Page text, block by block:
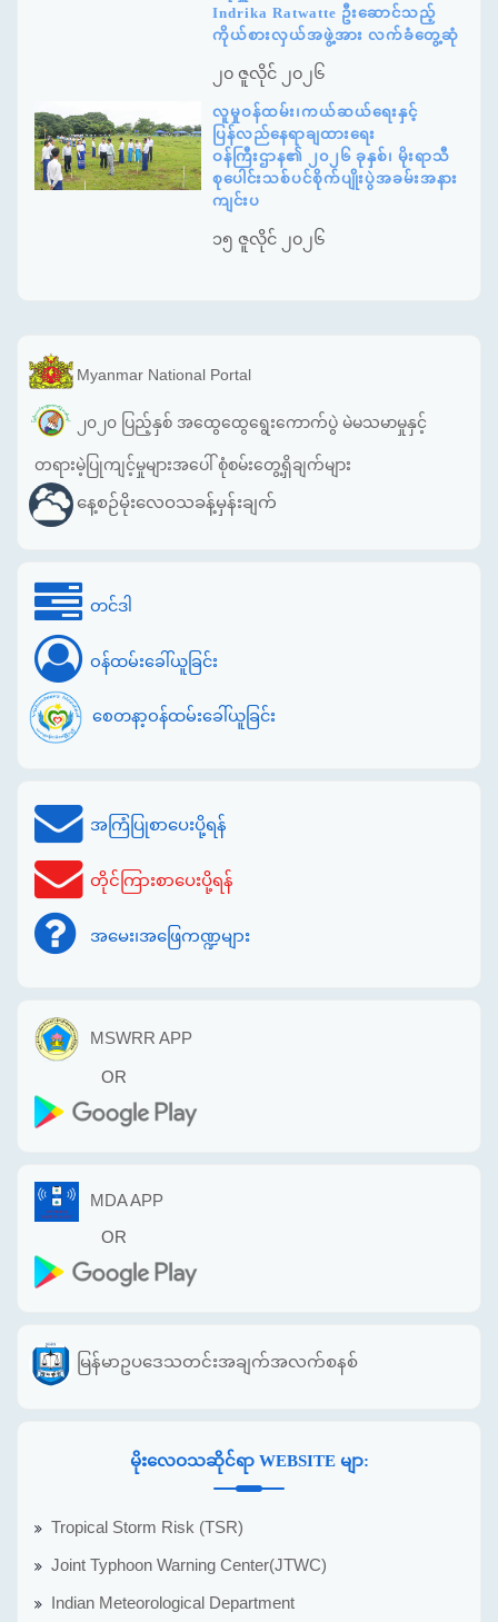
Indrika Ratwatte ဦးဆောင်သည့်
ကိုယ်စားလှယ်အဖွဲ့အား လက်ခံတွေ့ဆုံ
၂၀ ဇူလိုင် ၂၀၂၆
လူမှုဝန်ထမ်း၊ကယ်ဆယ်ရေးနှင့်
ပြန်လည်နေရာချထားရေး
ဝန်ကြီးဌာန၏ ၂၀၂၆ ခုနှစ်၊ မိုးရာသီ
စုပေါင်းသစ်ပင်စိုက်ပျိုးပွဲအခမ်းအနား
ကျင်းပ
၁၅ ဇူလိုင် ၂၀၂၆
Myanmar National Portal
၂၀၂၀ ပြည့်နှစ် အထွေထွေရွေးကောက်ပွဲ မဲမသမာမှုနှင့်
တရားမဲ့ပြုကျင့်မှုများအပေါ် စုံစမ်းတွေ့ရှိချက်များ
နေ့စဉ်မိုးလေဝသခန့်မှန်းချက်
တင်ဒါ
ဝန်ထမ်းခေါ်ယူခြင်း
စေတနာ့ဝန်ထမ်းခေါ်ယူခြင်း
အကြံပြုစာပေးပို့ရန်
တိုင်ကြားစာပေးပို့ရန်
အမေး၊အဖြေကဏ္ဍများ
MSWRR APP
OR
MDA APP
OR
မြန်မာဥပဒေသတင်းအချက်အလက်စနစ်
မိုးလေဝသဆိုင်ရာ WEBSITE မျာ:
Tropical Storm Risk (TSR)
Joint Typhoon Warning Center(JTWC)
Indian Meteorological Department